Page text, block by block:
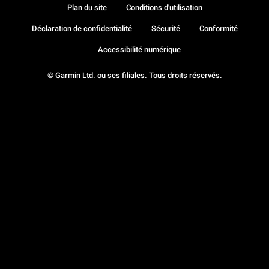
© Garmin Ltd. ou ses filiales. Tous droits réservés.
Plan du site Conditions d'utilisation
Déclaration de confidentialité Sécurité Conformité
Accessibilité numérique